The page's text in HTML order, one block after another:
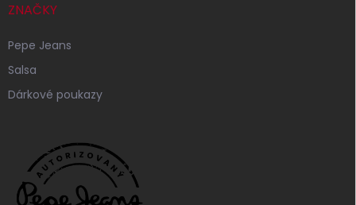
ZNAČKY
Pepe Jeans
Salsa
Dárkové poukazy